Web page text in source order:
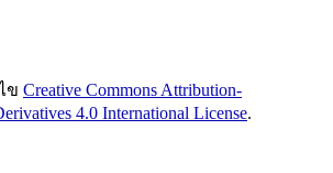
ข Creative Commons Attribution-
4.0 International License.